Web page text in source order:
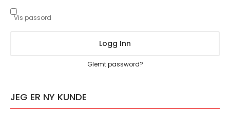
Vis passord
Logg Inn
Glemt password?
JEG ER NY KUNDE